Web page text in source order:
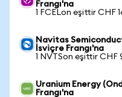
Frangı'na
1 FCELon eşittir CHF
Navitas
İsviçre Frangı'na
1 NVTSon eşittir CHF
Uranium Energy
Frangı'na